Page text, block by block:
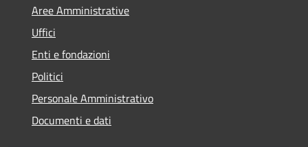
Aree Amministrative
Uffici
Enti e fondazioni
Politici
Personale Amministrativo
Documenti e dati